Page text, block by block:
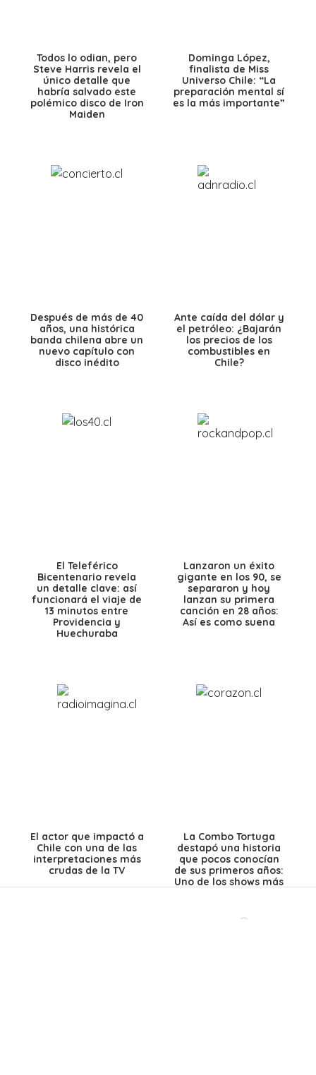
Todos lo odian, pero
Steve Harris revela el
único detalle que
habría salvado este
polémico disco de Iron
Maiden
Dominga López,
finalista de Miss
Universo Chile: “La
preparación mental sí
es la más importante”
Después de más de 40
años, una histórica
banda chilena abre un
nuevo capítulo con
disco inédito
Ante caída del dólar y
el petróleo: ¿Bajarán
los precios de los
combustibles en
Chile?
El Teleférico
Bicentenario revela
un detalle clave: así
funcionará el viaje de
13 minutos entre
Providencia y
Huechuraba
Lanzaron un éxito
gigante en los 90, se
separaron y hoy
lanzan su primera
canción en 28 años:
Así es como suena
El actor que impactó a
Chile con una de las
interpretaciones más
crudas de la TV
La Combo Tortuga
destapó una historia
que pocos conocían
de sus primeros años:
Uno de los shows más